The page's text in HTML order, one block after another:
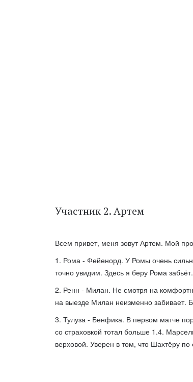
Участник 2. Артем
Всем привет, меня зовут Артем. Мой
1. Рома - Фейенорд. У Ромы очень
точно увидим. Здесь я беру Рома забьёт.
2. Ренн - Милан. Не смотря на
на выезде Милан неизменно забивает.
3. Тулуза - Бенфика. В первом матче
со страховкой тотал больше 1.4.
верховой. Уверен в том, что Шахтёру